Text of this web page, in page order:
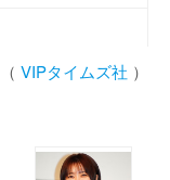
VIPタイムズ社 ）